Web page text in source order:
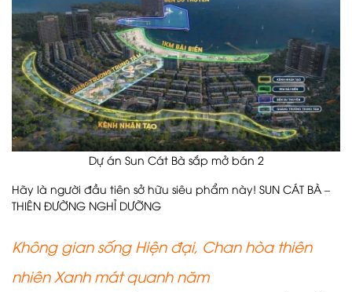
Dự án Sun Cát Bà sắp mở bán 2
Hãy là người đầu tiên sở hữu siêu phẩm này! SUN CÁT BÀ –
THIÊN ĐƯỜNG NGHỈ DƯỠNG
Không gian sống Hiện đại, Chan hòa thiên
nhiên Xanh mát quanh năm